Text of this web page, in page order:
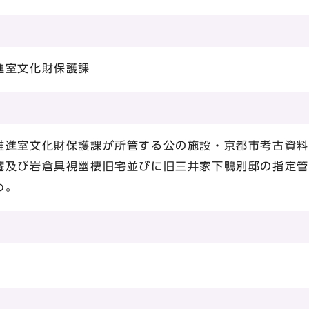
室文化財保護課
室文化財保護課が所管する公の施設・京都市考古資
び岩倉具視幽棲旧宅並びに旧三井家下鴨別邸の指定